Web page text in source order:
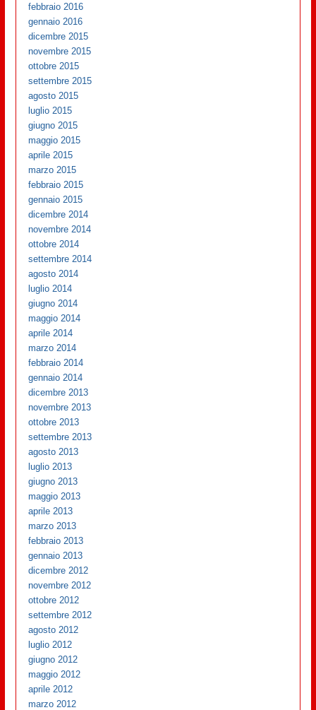
febbraio 2016
gennaio 2016
dicembre 2015
novembre 2015
ottobre 2015
settembre 2015
agosto 2015
luglio 2015
giugno 2015
maggio 2015
aprile 2015
marzo 2015
febbraio 2015
gennaio 2015
dicembre 2014
novembre 2014
ottobre 2014
settembre 2014
agosto 2014
luglio 2014
giugno 2014
maggio 2014
aprile 2014
marzo 2014
febbraio 2014
gennaio 2014
dicembre 2013
novembre 2013
ottobre 2013
settembre 2013
agosto 2013
luglio 2013
giugno 2013
maggio 2013
aprile 2013
marzo 2013
febbraio 2013
gennaio 2013
dicembre 2012
novembre 2012
ottobre 2012
settembre 2012
agosto 2012
luglio 2012
giugno 2012
maggio 2012
aprile 2012
marzo 2012